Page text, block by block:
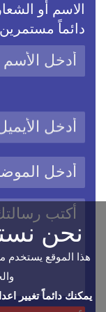
الاسم أو
دائماً
نحن
هذا الموقع يستخدم
يمكنك دائماً تغيير